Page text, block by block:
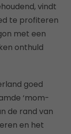
vindt
te profiteren
met een
onthuld
goed
‘mom-
de rand van
en het